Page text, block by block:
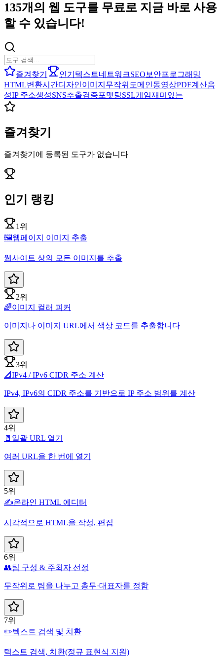
135개의 웹 도구를 무료로 지금 바로 사용
할 수 있습니다!
즐겨찾기 인기 텍스트네트워크SEO 보안프로그래밍
HTML변환시간디자인이미지 무작위 도메인동영상PDF계산음
성IP 주소생성SNS추출검증포맷팅SSL게임재미있는
즐겨찾기
즐겨찾기에 등록된 도구가 없습니다
인기 랭킹
1위
🖼️웹페이지 이미지 추출
웹사이트 상의 모든 이미지를 추출
2위
🌈이미지 컬러 피커
이미지나 이미지 URL에서 색상 코드를 추출합니다
3위
📐IPv4 / IPv6 CIDR 주소 계산
IPv4, IPv6의 CIDR 주소를 기반으로 IP 주소 범위를 계산
4위
🚪 일괄 URL 열기
여러 URL을 한 번에 열기
5위
✍️온라인 HTML 에디터
시각적으로 HTML을 작성, 편집
6위
👥팀 구성 & 주최자 선정
무작위로 팀을 나누고 총무·대표자를 정함
7위
✏️텍스트 검색 및 치환
텍스트 검색, 치환(정규 표현식 지원)